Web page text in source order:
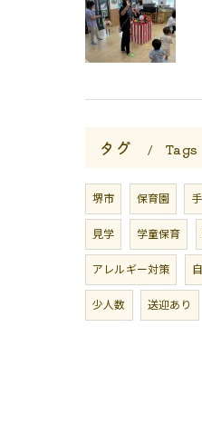
タグ Tags
堺市 保育園
見学
学童保育
アレルギー対策
少人数
送迎あり